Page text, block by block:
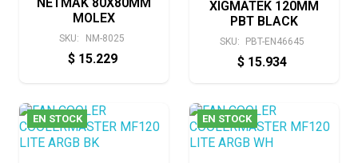
NETMAK 80X80MM
MOLEX
SKU: NM-8025
$ 15.229
XIGMATEK 120MM
PBT BLACK
SKU: PBT-EN46645
$ 15.934
EN STOCK EN STOCK